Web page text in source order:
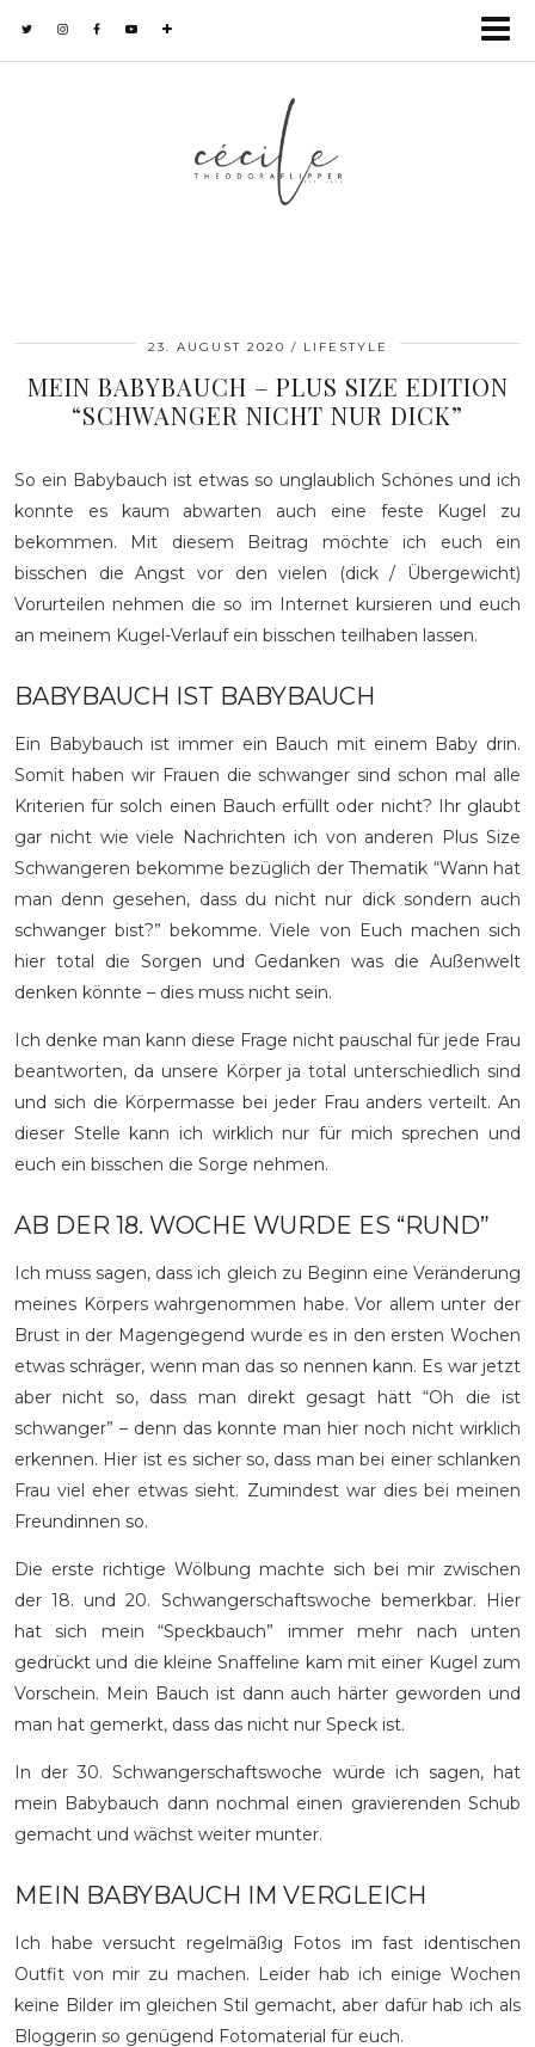
23. AUGUST 2020 LIFESTYLE
MEIN BABYBAUCH – PLUS SIZE EDITION
“SCHWANGER NICHT NUR DICK”
So ein Babybauch ist etwas so unglaublich Schönes und ich
konnte es kaum abwarten auch eine feste Kugel zu
bekommen. Mit diesem Beitrag möchte ich euch ein
bisschen die Angst vor den vielen (dick / Übergewicht)
Vorurteilen nehmen die so im Internet kursieren und euch
an meinem Kugel-Verlauf ein bisschen teilhaben lassen.
BABYBAUCH IST BABYBAUCH
Ein Babybauch ist immer ein Bauch mit einem Baby drin.
Somit haben wir Frauen die schwanger sind schon mal alle
Kriterien für solch einen Bauch erfüllt oder nicht? Ihr glaubt
gar nicht wie viele Nachrichten ich von anderen Plus Size
Schwangeren bekomme bezüglich der Thematik “Wann hat
man denn gesehen, dass du nicht nur dick sondern auch
schwanger bist?” bekomme. Viele von Euch machen sich
hier total die Sorgen und Gedanken was die Außenwelt
denken könnte – dies muss nicht sein.
Ich denke man kann diese Frage nicht pauschal für jede Frau
beantworten, da unsere Körper ja total unterschiedlich sind
und sich die Körpermasse bei jeder Frau anders verteilt. An
dieser Stelle kann ich wirklich nur für mich sprechen und
euch ein bisschen die Sorge nehmen.
AB DER 18. WOCHE WURDE ES “RUND”
Ich muss sagen, dass ich gleich zu Beginn eine Veränderung
meines Körpers wahrgenommen habe. Vor allem unter der
Brust in der Magengegend wurde es in den ersten Wochen
etwas schräger, wenn man das so nennen kann. Es war jetzt
aber nicht so, dass man direkt gesagt hätt “Oh die ist
schwanger” – denn das konnte man hier noch nicht wirklich
erkennen. Hier ist es sicher so, dass man bei einer schlanken
Frau viel eher etwas sieht. Zumindest war dies bei meinen
Freundinnen so.
Die erste richtige Wölbung machte sich bei mir zwischen
der 18. und 20. Schwangerschaftswoche bemerkbar. Hier
hat sich mein “Speckbauch” immer mehr nach unten
gedrückt und die kleine Snaffeline kam mit einer Kugel zum
Vorschein. Mein Bauch ist dann auch härter geworden und
man hat gemerkt, dass das nicht nur Speck ist.
In der 30. Schwangerschaftswoche würde ich sagen, hat
mein Babybauch dann nochmal einen gravierenden Schub
gemacht und wächst weiter munter.
MEIN BABYBAUCH IM VERGLEICH
Ich habe versucht regelmäßig Fotos im fast identischen
Outfit von mir zu machen. Leider hab ich einige Wochen
keine Bilder im gleichen Stil gemacht, aber dafür hab ich als
Bloggerin so genügend Fotomaterial für euch.